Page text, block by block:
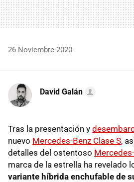
26 Noviembre 2020
David Galán
Tras la presentación y
nuevo Mercedes-Benz Clase S,
detalles del ostentoso
marca de la estrella ha revelado
variante híbrida enchufable de